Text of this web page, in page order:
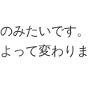
みたいです。
って変わりま